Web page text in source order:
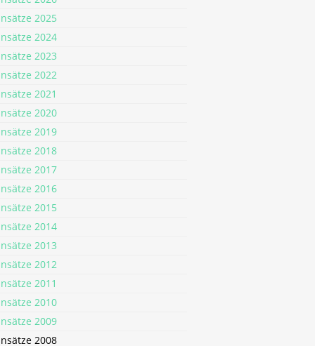
2025
2024
2023
2022
2021
2020
2019
2018
2017
2016
2015
2014
2013
2012
2011
2010
2009
2008